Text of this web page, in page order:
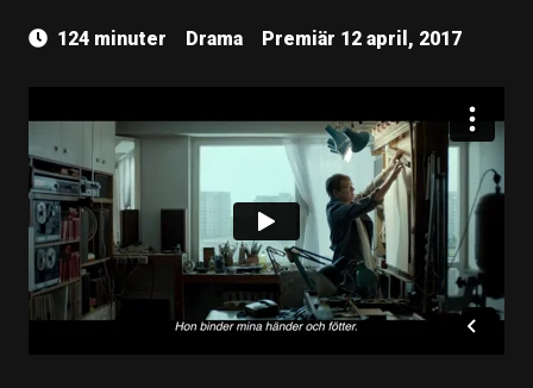
124 minuter Drama Premiär 12 april, 2017